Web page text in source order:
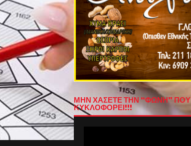
ΜΗΝ ΧΑΣΕΤΕ ΤΗΝ “ΦΩΝΗ” ΠΟΥ
ΚΥΚΛΟΦΟΡΕΙ!!!